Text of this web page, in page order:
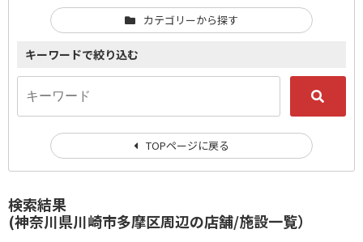
検索結果
(神奈川県川崎市多摩区周辺の店舗/施設一覧）
カテゴリーから探す
キーワードで絞り込む
TOPページに戻る